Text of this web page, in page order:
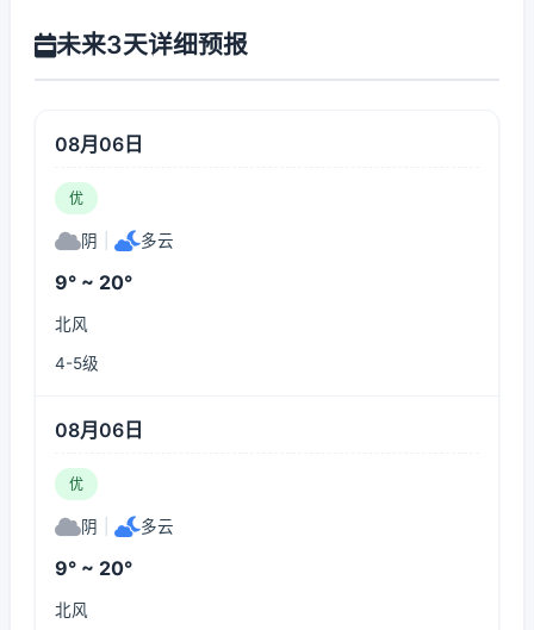
未来3天详细预报
08月06日
优
阴 多云
9° ~ 20°
北风
4-5级
08月06日
优
阴 多云
9° ~ 20°
北风